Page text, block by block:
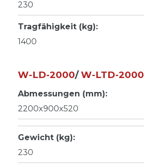
230
Tragfähigkeit (kg):
1400
W-LD-2000/W-LTD-2000
Abmessungen (mm):
2200x900x520
Gewicht (kg):
230